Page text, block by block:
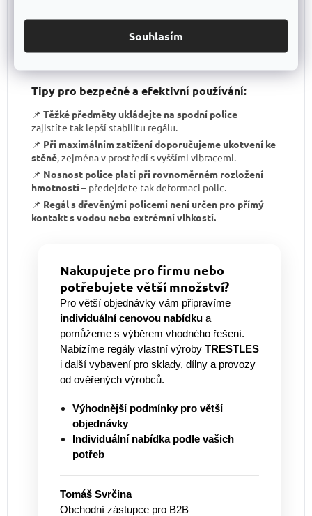
Souhlasím
S TRESTLESsi pořizujete nejenspolehlivý regál, ale i
záruku kvality a dlouhodobé dostupnosti produktů
Tipy pro bezpečné a efektivní používání:
📌 Těžké předměty ukládejte na spodní police–
zajistíte tak lepší stabilitu regálu.
📌 Při maximálním zatížení doporučujeme ukotvení ke
stěně, zejména v prostředí s vyššími vibracemi.
📌 Nosnost police platí při rovnoměrném rozložení
hmotnosti – předejdete tak deformaci polic.
📌 Regál s dřevěnými policemi není určen pro přímý
kontakt s vodou nebo extrémní vlhkostí.
Nakupujete pro firmu nebo
potřebujete větší množství?
Pro větší objednávky vám připravíme
individuální cenovou nabídku a
pomůžeme s výběrem vhodného řešení.
Nabízíme regály vlastní výroby TRESTLES
i další vybavení pro sklady, dílny a provozy
od ověřených výrobců.
Výhodnější podmínky pro větší
objednávky
Individuální nabídka podle vašich
potřeb
Tomáš Svrčina
Obchodní zástupce pro B2B